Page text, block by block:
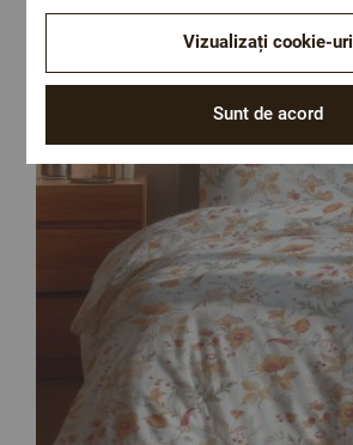
Sunt de acord
Vizualizați cookie-uri